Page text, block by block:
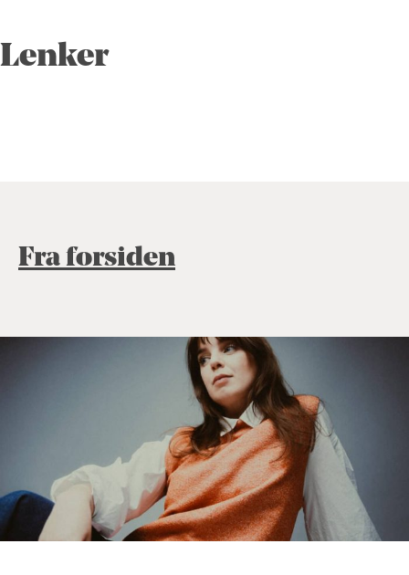
Lenker
Fra forsiden